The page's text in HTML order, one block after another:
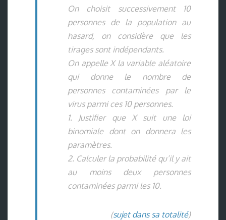
On choisit successivement 10
personnes de la population au
hasard, on considère que les
tirages sont indépendants.
On appelle X la variable aléatoire
qui donne le nombre de
personnes contaminées par le
virus parmi ces 10 personnes.
1. Justifier que X suit une loi
binomiale dont on donnera les
paramètres.
2. Calculer la probabilité qu’il y ait
au moins deux personnes
contaminées parmi les 10.
(sujet dans sa totalité)